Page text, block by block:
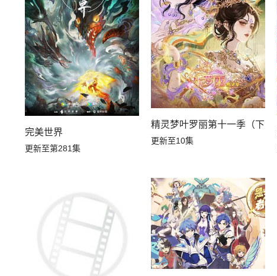
完美世界
更新至第281集
精灵梦叶罗丽第十一季（下）
更新至10集